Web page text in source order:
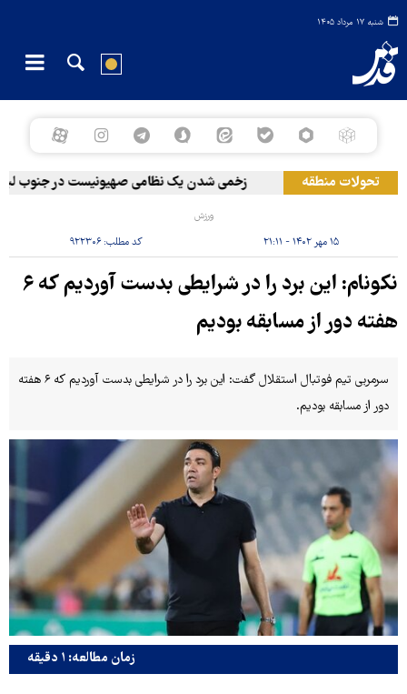
شنبه ۱۷ مرداد ۱۴۰۵
تحولات منطقه زخمی‌ شدن یک نظامی صهیونیست در جنوب لبنان
ورزش
۱۵ مهر ۱۴۰۲ - ۲۱:۱۱ کد مطلب: ۹۲۲۳۰۶
نکونام: این برد را در شرایطی بدست آوردیم که ۶
هفته دور از مسابقه بودیم
سرمربی تیم فوتبال استقلال گفت: این برد را در شرایطی بدست آوردیم که ۶ هفته
دور از مسابقه بودیم.
زمان مطالعه: ۱ دقیقه